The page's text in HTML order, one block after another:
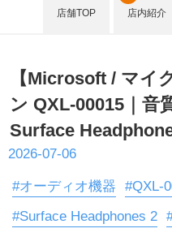
店舗TOP 店内紹介
【Microsoft / マイ
ン QXL-00015｜音
Surface
2026-07-06
#オーディオ機器
#QXL-
#Surface Headphones 2